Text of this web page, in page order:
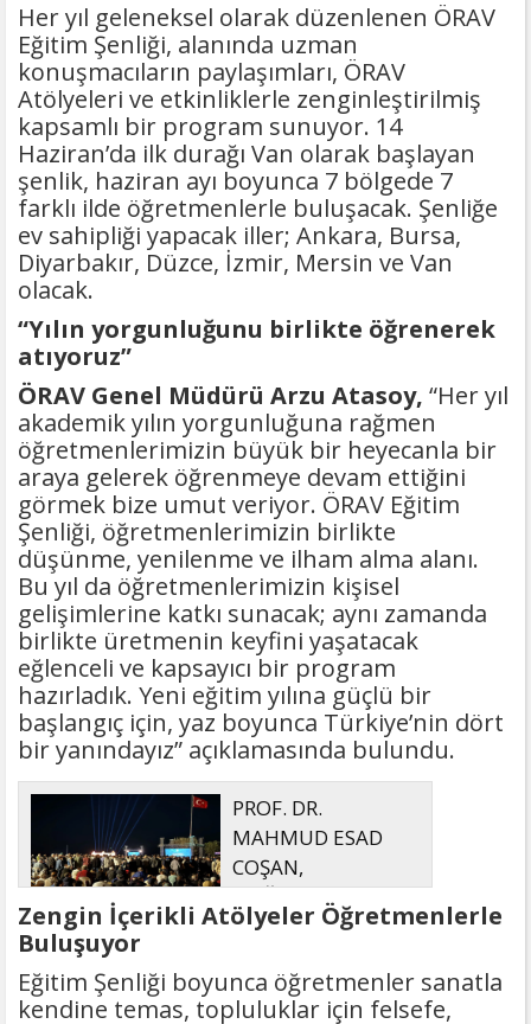
Her yıl geleneksel olarak düzenlenen ÖRAV
Eğitim Şenliği, alanında uzman
konuşmacıların paylaşımları, ÖRAV
Atölyeleri ve etkinliklerle zenginleştirilmiş
kapsamlı bir program sunuyor. 14
Haziran’da ilk durağı Van olarak başlayan
şenlik, haziran ayı boyunca 7 bölgede 7
farklı ilde öğretmenlerle buluşacak. Şenliğe
ev sahipliği yapacak iller; Ankara, Bursa,
Diyarbakır, Düzce, İzmir, Mersin ve Van
olacak.
“Yılın yorgunluğunu birlikte öğrenerek
atıyoruz”
ÖRAV Genel Müdürü Arzu Atasoy, “Her yıl
akademik yılın yorgunluğuna rağmen
öğretmenlerimizin büyük bir heyecanla bir
araya gelerek öğrenmeye devam ettiğini
görmek bize umut veriyor. ÖRAV Eğitim
Şenliği, öğretmenlerimizin birlikte
düşünme, yenilenme ve ilham alma alanı.
Bu yıl da öğretmenlerimizin kişisel
gelişimlerine katkı sunacak; aynı zamanda
birlikte üretmenin keyfini yaşatacak
eğlenceli ve kapsayıcı bir program
hazırladık. Yeni eğitim yılına güçlü bir
başlangıç için, yaz boyunca Türkiye’nin dört
bir yanındayız” açıklamasında bulundu.
PROF. DR.
MAHMUD ESAD
COŞAN,
DOĞUMUNUN
HİCRÎ 91. YILINDA ELAZIĞ'DA YÂD
EDİLECEK
Zengin İçerikli Atölyeler Öğretmenlerle
Buluşuyor
Eğitim Şenliği boyunca öğretmenler sanatla
kendine temas, topluluklar için felsefe,